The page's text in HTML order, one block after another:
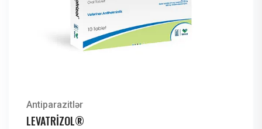
Antiparazitlər
LEVATRİZOL®